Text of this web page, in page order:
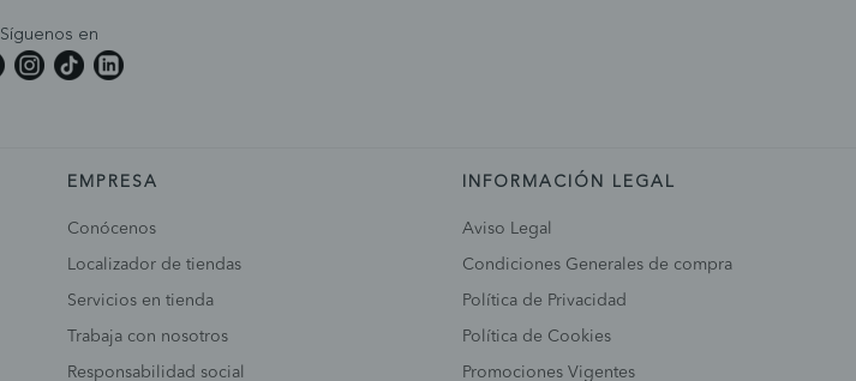
Síguenos en
EMPRESA
Conócenos
Localizador de tiendas
Servicios en tienda
Trabaja con nosotros
Responsabilidad social
INFORMACIÓN LEGAL
Aviso Legal
Condiciones Generales de compra
Política de Privacidad
Política de Cookies
Promociones Vigentes